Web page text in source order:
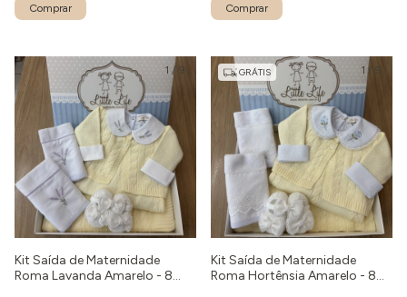
Comprar Comprar
1 / 9
Kit Saída de Maternidade
Roma Lavanda Amarelo - 8
1 / 9
GRÁTIS
Kit Saída de Maternidade
Roma Hortênsia Amarelo - 8